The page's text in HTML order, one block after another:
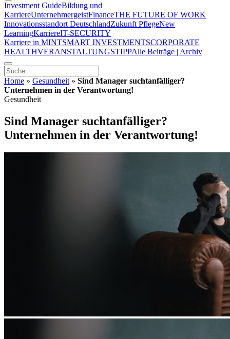
Investment GuideBildung und
KarriereUnternehmergeistFinanceTHE FUTURE OF WORK
Innovationsstandort DeutschlandZukunft PflegeNew
LearningKarriereIT-SECURITY
Karriere in MINTSMART INVESTMENTSCORPORATE
HEALTHVERANSTALTUNGSTIPPAlle Beiträge | Archiv
Home » Gesundheit » Sind Manager suchtanfälliger?
Unternehmen in der Verantwortung!
Gesundheit
Sind Manager suchtanfälliger?
Unternehmen in der Verantwortung!